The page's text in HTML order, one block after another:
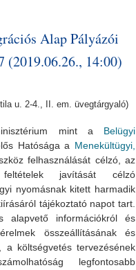
Alap Pályázói
14:00)
u. 2-4., II. em. üvegtárgyaló)
mint a Belügyi
Hatósága a Menekültügyi,
felhasználását célzó, az
javítását célzó
nyomásnak kitett harmadik
ról tájékoztató napot tart.
alapvető információkról és
összeállításának és
a költségvetés tervezésének
legfontosabb